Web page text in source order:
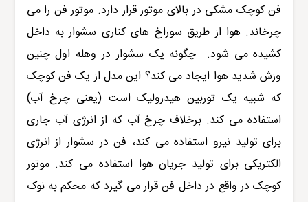
فن کوچک مشکی در بالای موتور قرار دارد. موتور فن را می
چرخاند. هوا از طریق سوراخ های کناری سشوار به داخل
کشیده می شود. چگونه یک سشوار در وهله اول چنین
وزش شدید هوا ایجاد می کند؟ این مدل از یک فن کوچک
که شبیه یک توربین هیدرولیک است (یعنی چرخ آب)
استفاده می کند. برخلاف چرخ آب که از انرژی آب جاری
برای تولید نیرو استفاده می کند، فن در سشوار از انرژی
الکتریکی برای تولید جریان هوا استفاده می کند. موتور
کوچک در واقع در داخل فن قرار می گیرد که محکم به نوک